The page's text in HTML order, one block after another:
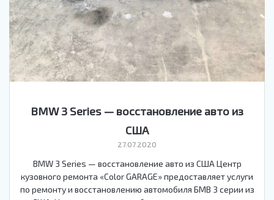
BMW 3 Series — восстановление авто из
США
27.07.2020
BMW 3 Series — восстановление авто из США Центр
кузовного ремонта «Color GARAGE» предоставляет услуги
по ремонту и восстановлению автомобиля БМВ 3 серии из